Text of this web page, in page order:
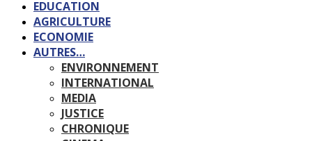
EDUCATION
AGRICULTURE
ECONOMIE
AUTRES…
ENVIRONNEMENT
INTERNATIONAL
MEDIA
JUSTICE
CHRONIQUE